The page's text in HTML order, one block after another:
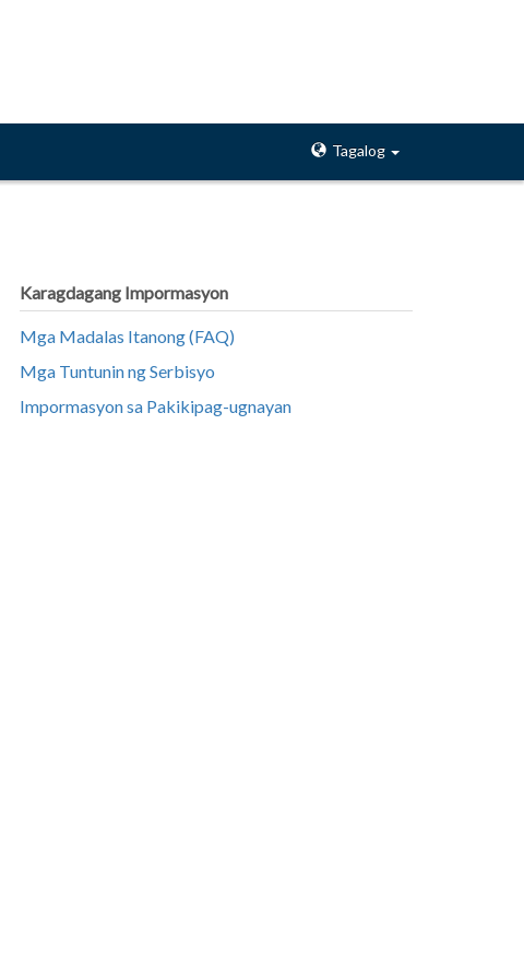
Tagalog
Karagdagang Impormasyon
Mga Madalas Itanong (FAQ)
Mga Tuntunin ng Serbisyo
Impormasyon sa Pakikipag-ugnayan